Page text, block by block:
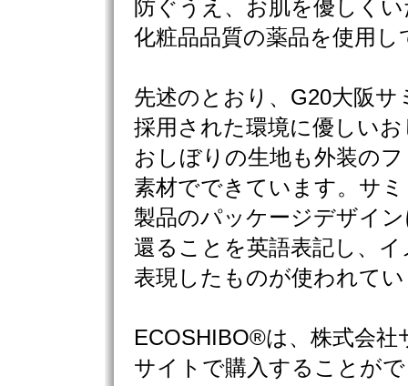
防ぐうえ、お肌を優しく
化粧品品質の薬品を使用し
先述のとおり、G20大阪サ
採用された環境に優しい
おしぼりの生地も外装の
素材でできています。サ
製品のパッケージデザイ
還ることを英語表記し、
表現したものが使われて
ECOSHIBO®は、株式会社
サイトで購入することが